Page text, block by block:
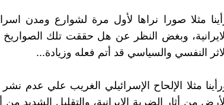
مثلا صورا نراها لأول مرة لشوارع ومدن
الايرانية، وبغض النظر عن هل حققت تلك الصواريخ
الاثر النفسي والسياسي قد أتم فعله وزيادة...
مثلا الإلحاح الإسرائيلي الغريب علي عدم
الأرض من أثار الضربة الايرانية، والتقليل